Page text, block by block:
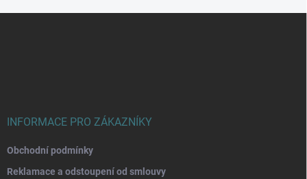
INFORMACE PRO ZÁKAZNÍKY
Obchodní podmínky
Reklamace a odstoupení od smlouvy